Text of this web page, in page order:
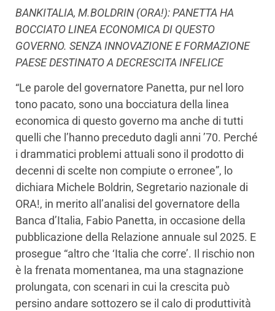
BANKITALIA, M.BOLDRIN (ORA!): PANETTA HA
BOCCIATO LINEA ECONOMICA DI QUESTO
GOVERNO. SENZA INNOVAZIONE E FORMAZIONE
PAESE DESTINATO A DECRESCITA INFELICE
“Le parole del governatore Panetta, pur nel loro
tono pacato, sono una bocciatura della linea
economica di questo governo ma anche di tutti
quelli che l’hanno preceduto dagli anni ’70. Perché
i drammatici problemi attuali sono il prodotto di
decenni di scelte non compiute o erronee”, lo
dichiara Michele Boldrin, Segretario nazionale di
ORA!, in merito all’analisi del governatore della
Banca d’Italia, Fabio Panetta, in occasione della
pubblicazione della Relazione annuale sul 2025. E
prosegue “altro che ‘Italia che corre’. Il rischio non
è la frenata momentanea, ma una stagnazione
prolungata, con scenari in cui la crescita può
persino andare sottozero se il calo di produttività